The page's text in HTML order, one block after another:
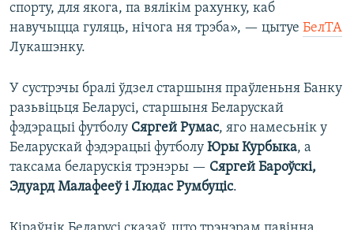
спорту, для якога, па вялікім рахунку, каб
навучыцца гуляць, нічога ня трэба», — цытуе БелТА
Лукашэнку.
У сустрэчы бралі ўдзел старшыня праўленьня Банку
разьвіцьця Беларусі, старшыня Беларускай
фэдэрацыі футболу Сяргей Румас, яго намесьнік у
Беларускай фэдэрацыі футболу Юры Курбыка, а
таксама беларускія трэнэры — Cяргей Бароўскі,
Эдуард Малафееў і Людас Румбуціс.